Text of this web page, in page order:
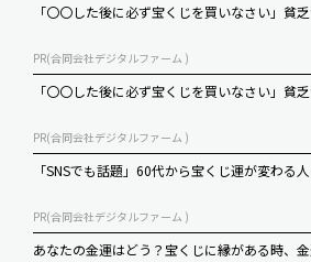
「〇〇した後に必ず宝くじを買いなさい」貧
PR(合同会社デジタルファーム )
「〇〇した後に必ず宝くじを買いなさい」貧
PR(合同会社デジタルファーム )
「SNSでも話題」60代から宝くじ運が変わる
PR(合同会社デジタルファーム )
あなたの金運はどう？宝くじに縁がある時、